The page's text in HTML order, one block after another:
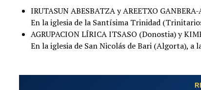
IRUTASUN ABESBATZA y AREETXO
En la iglesia de la Santísima Trinidad
AGRUPACION LÍRICA ITSASO (Donostia) y
En la iglesia de San Nicolás de Bari (Algorta), a